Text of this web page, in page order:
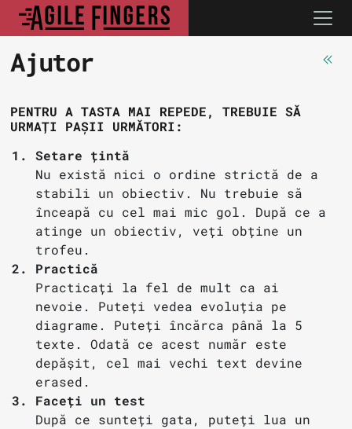
Ajutor
PENTRU A TASTA MAI REPEDE, TREBUIE SĂ
URMAȚI PAȘII URMĂTORI:
Setare țintă
Nu există nici o ordine strictă de a
stabili un obiectiv. Nu trebuie să
înceapă cu cel mai mic gol.
După ce a
atinge un obiectiv, veți obține un
trofeu.
Practică
Practicați la fel de mult ca ai
nevoie. Puteți vedea evoluția pe
diagrame.
Puteți încărca până la 5
texte. Odată ce acest număr este
depășit, cel mai vechi text devine
erased.
Faceți un test
După ce sunteți gata, puteți lua un